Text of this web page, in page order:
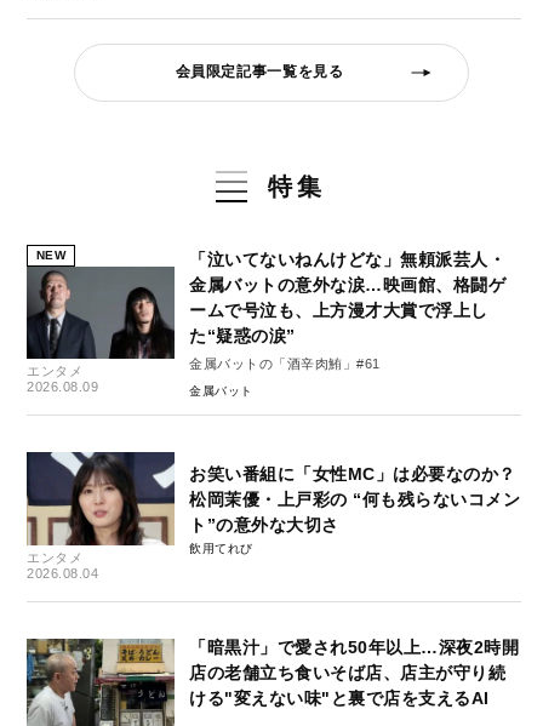
会員限定記事一覧を見る
特集
NEW
エンタメ
2026.08.09
「泣いてないねんけどな」無頼派芸人・
金属バットの意外な涙…映画館、格闘ゲ
ームで号泣も、上方漫才大賞で浮上し
た“疑惑の涙”
金属バットの「酒辛肉鮪」#61
金属バット
エンタメ
2026.08.04
お笑い番組に「女性MC」は必要なのか？
松岡茉優・上戸彩の “何も残らないコメン
ト”の意外な大切さ
飲用てれび
「暗黒汁」で愛され50年以上…深夜2時開
店の老舗立ち食いそば店、店主が守り続
ける"変えない味"と裏で店を支えるAI